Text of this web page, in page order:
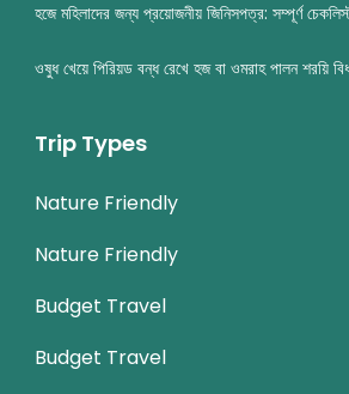
হজে মহিলাদের জন্য প্রয়োজনীয় জিনিসপত্র: সম্পূর্ণ
ওষুধ খেয়ে পিরিয়ড বন্ধ রেখে হজ বা ওমরাহ পালন শরয়ি
Trip Types
Nature Friendly
Nature Friendly
Budget Travel
Budget Travel